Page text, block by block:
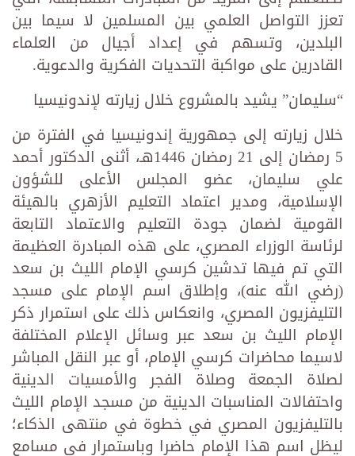
تعزز التواصل العلمي بين المسلمين لا سيما بين
البلدين، وتسهم في إعداد أجيال من العلماء
القادرين على مواكبة التحديات الفكرية والدعوية.
“سليمان” يشيد بالمشروع خلال زيارته لإندونيسيا
خلال زيارته إلى جمهورية إندونيسيا في الفترة من
5 رمضان إلى 21 رمضان 1446هـ، أثنى الدكتور أحمد
علي سليمان، عضو المجلس الأعلى للشؤون
الإسلامية، ومدير اعتماد التعليم الأزهري بالهيئة
القومية لضمان جودة التعليم والاعتماد التابعة
لرئاسة الوزراء المصري، على هذه المبادرة العظيمة
التي تم فيها تدشين كرسي الإمام الليث بن سعد
(رضي الله عنه)، وإطلاق اسم الإمام على مسجد
التليفزيون المصري، وانعكاس ذلك على استمرار ذكر
الإمام الليث بن سعد عبر وسائل الإعلام المختلفة
لاسيما محاضرات كرسي الإمام، أو عبر النقل المباشر
لصلاة الجمعة وصلاة الفجر والأمسيات الدينية
واحتفالات المناسبات الدينية من مسجد الإمام الليث
بالتليفزيون المصري في خطوة في منتهى الذكاء؛
ليظل اسم هذا الإمام حاضرا وباستمرار في مسامع